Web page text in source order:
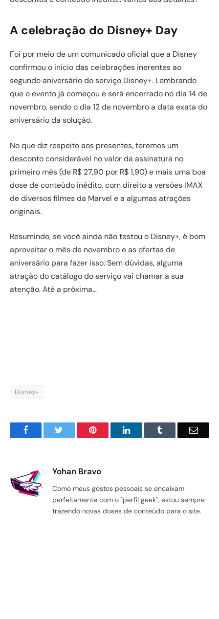
A celebração do Disney+ Day
Foi por meio de um comunicado oficial que a Disney
confirmou o início das celebrações inerentes ao
segundo aniversário do serviço Disney+. Lembrando
que o evento já começou e será encerrado no dia 14 de
novembro, sendo o dia 12 de novembro a data exata do
aniversário da solução.
No que diz respeito aos presentes, teremos um
desconto considerável no valor da assinatura no
primeiro mês (de R$ 27,90 por R$ 1,90) e mais uma boa
dose de conteúdo inédito, com direito a versões IMAX
de diversos filmes da Marvel e a algumas atrações
originais.
Resumindo, se você ainda não testou o Disney+, é bom
aproveitar o mês de novembro e as ofertas de
aniversário para fazer isso. Sem dúvidas, alguma
atração do catálogo do serviço vai chamar a sua
atenção. Até a próxima…
Disney+
Facebook Pinterest LinkedIn Email
Yohan Bravo
Como meus gostos pessoais se encaixam
perfeitamente com o "perfil geek", estou sempre
trazendo novas doses de conteúdo para o site.